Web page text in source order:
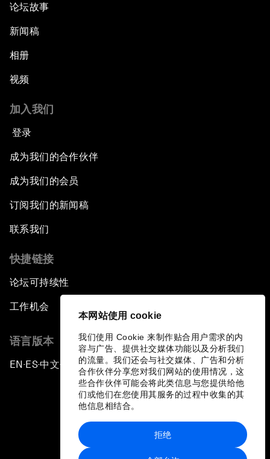
本网站使用 cookie
我们使用 Cookie 来制作贴合用户需求的内
容与广告、提供社交媒体功能以及分析我们
的流量。我们还会与社交媒体、广告和分析
合作伙伴分享您对我们网站的使用情况，这
些合作伙伴可能会将此类信息与您提供给他
们或他们在您使用其服务的过程中收集的其
他信息相结合。
拒绝
论坛故事
新闻稿
相册
视频
加入我们
登录
成为我们的合作伙伴
成为我们的会员
订阅我们的新闻稿
联系我们
快捷链接
论坛可持续性
工作机会
语言版本
EN ▪ES▪中文▪ 日本語